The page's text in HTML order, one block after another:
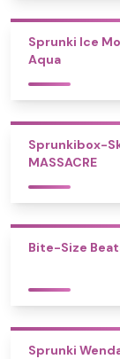
Sprunki Ice
Aqua
Sprunkibox-
MASSACRE
Bite-Size
Sprunki